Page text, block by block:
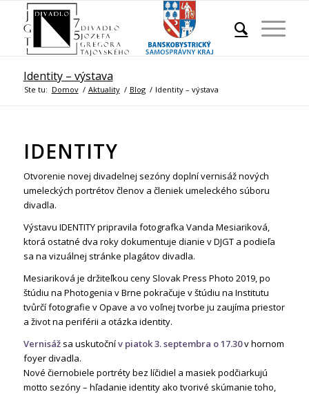
Identity – výstava
Ste tu: Domov / Aktuality / Blog / Identity – výstava
IDENTITY
Otvorenie novej divadelnej sezóny doplní vernisáž nových
umeleckých portrétov členov a členiek umeleckého súboru
divadla.
Výstavu IDENTITY pripravila fotografka Vanda Mesiariková,
ktorá ostatné dva roky dokumentuje dianie v DJGT a podieľa
sa na vizuálnej stránke plagátov divadla.
Mesiariková je držiteľkou ceny Slovak Press Photo 2019, po
štúdiu na Photogenia v Brne pokračuje v štúdiu na Institutu
tvůrčí fotografie v Opave a vo voľnej tvorbe ju zaujíma priestor
a život na periférii a otázka identity.
Vernisáž sa uskutočnív piatok 3. septembra o 17.30v hornom
foyer divadla.
Nové čiernobiele portréty bez líčidiel a masiek podčiarkujú
motto sezóny – hľadanie identity ako tvorivé skúmanie toho,